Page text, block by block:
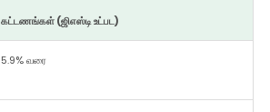
கட்டணங்கள் (ஜிஎஸ்டி உட்பட)
5.9% வரை